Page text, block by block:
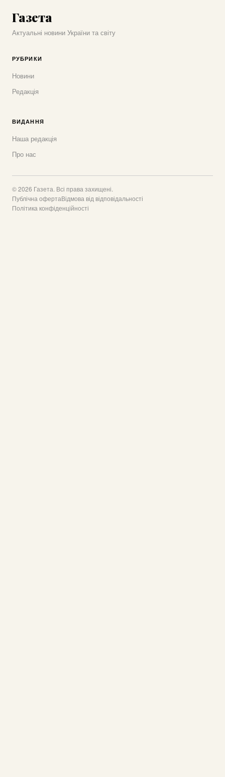
Газета
Актуальні новини України та світу
РУБРИКИ
Новини
Редакція
ВИДАННЯ
Наша редакція
Про нас
© 2026 Газета. Всі права захищені.
Публічна офертаВідмова від відповідальності
Політика конфіденційності